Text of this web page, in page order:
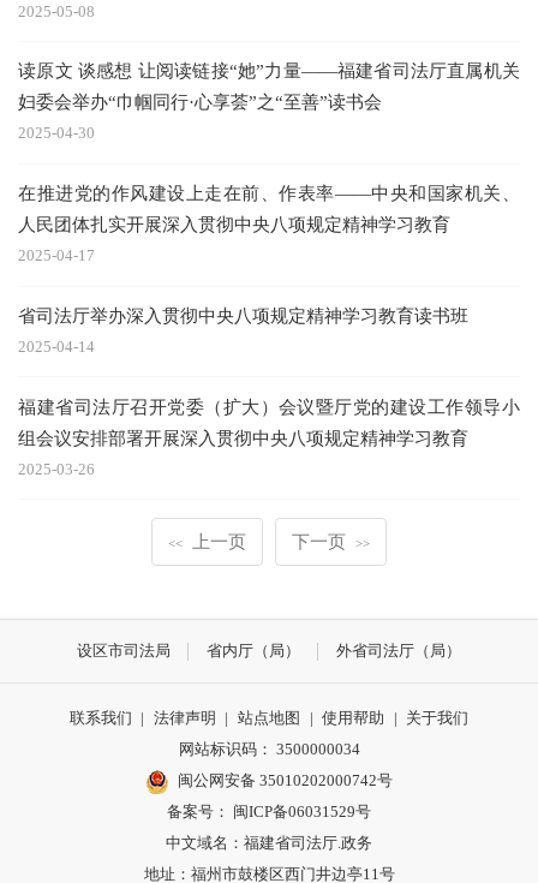
2025-05-08
读原文 谈感想 让阅读链接“她”力量——福建省司法厅直属机关
妇委会举办“巾帼同行·心享荟”之“至善”读书会
2025-04-30
在推进党的作风建设上走在前、作表率——中央和国家机关、
人民团体扎实开展深入贯彻中央八项规定精神学习教育
2025-04-17
省司法厅举办深入贯彻中央八项规定精神学习教育读书班
2025-04-14
福建省司法厅召开党委（扩大）会议暨厅党的建设工作领导小
组会议安排部署开展深入贯彻中央八项规定精神学习教育
2025-03-26
<< 上一页 下一页 >>
设区市司法局 省内厅（局） 外省司法厅（局）
联系我们 | 法律声明 | 站点地图 | 使用帮助 | 关于我们
网站标识码： 3500000034
闽公网安备 35010202000742号
备案号： 闽ICP备06031529号
中文域名：福建省司法厅.政务
地址：福州市鼓楼区西门井边亭11号